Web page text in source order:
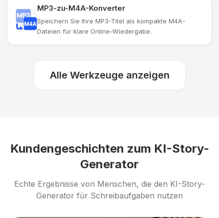
MP3-zu-M4A-Konverter
Speichern Sie Ihre MP3-Titel als kompakte M4A-
Dateien für klare Online-Wiedergabe.
Alle Werkzeuge anzeigen
Kundengeschichten zum KI-Story-
Generator
Echte Ergebnisse von Menschen, die den KI-Story-
Generator für Schreibaufgaben nutzen